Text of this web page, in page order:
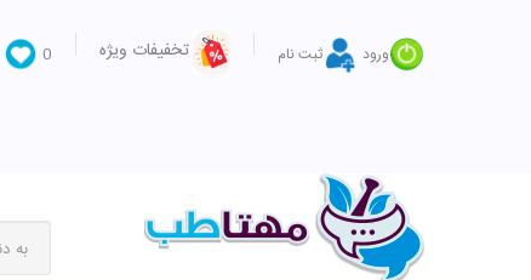
ورود ثبت نام تخفیفات ویژه 0